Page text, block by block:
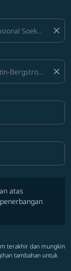
close
close
atas
terakhir dan mungkin
tambahan untuk